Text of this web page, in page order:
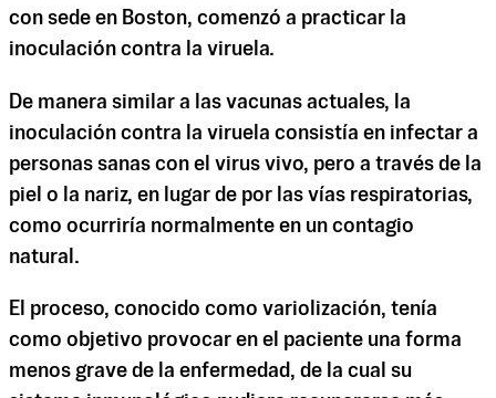
con sede en Boston, comenzó a practicar la
inoculación contra la viruela.
De manera similar a las vacunas actuales, la
inoculación contra la viruela consistía en infectar a
personas sanas con el virus vivo, pero a través de la
piel o la nariz, en lugar de por las vías respiratorias,
como ocurriría normalmente en un contagio
natural.
El proceso, conocido como variolización, tenía
como objetivo provocar en el paciente una forma
menos grave de la enfermedad, de la cual su